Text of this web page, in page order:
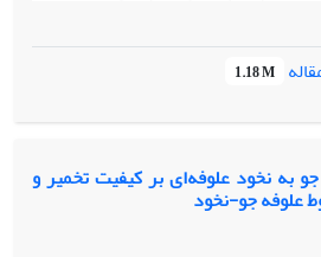
تولیدی و تولیدمثلی آتی گاوهای
بود.روش پژوهش:
سال‌های زایش 1380 تا 1402 استفاده شد. صفات موردبررسی
روزهای باز، تعداد تلقیح به‌ازای هر
واکاوی ژنتیکی ﺻـﻔﺎت ﻣﺰﺑـﻮر، با
ﺷﺪ که در آن اثرات ثابت گله، سال و
1.18 M
به نخود علوفه‌ای بر کیفیت تخمیر و
علوفه جو-نخود